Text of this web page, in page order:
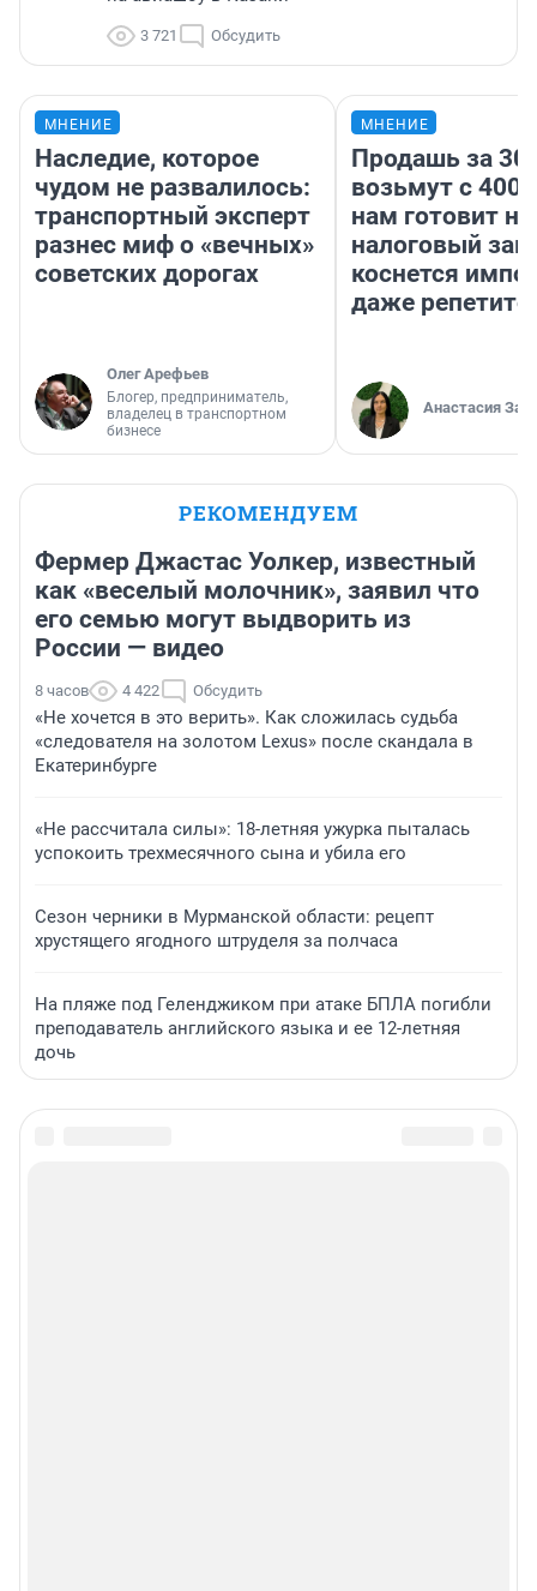
3 721 Обсудить
МНЕНИЕ
Наследие, которое
чудом не развалилось:
транспортный эксперт
разнес миф о «вечных»
советских дорогах
Олег Арефьев
Блогер, предприниматель,
владелец в транспортном
бизнесе
МНЕНИЕ
Продашь за
возьмут с
нам готовит
налоговый
коснется
даже
Анастасия
РЕКОМЕНДУЕМ
Фермер Джастас Уолкер, известный
как «веселый молочник», заявил что
его семью могут выдворить из
России — видео
8 часов 4 422 Обсудить
«Не хочется в это верить». Как сложилась судьба
«следователя на золотом Lexus» после скандала в
Екатеринбурге
«Не рассчитала силы»: 18-летняя ужурка пыталась
успокоить трехмесячного сына и убила его
Сезон черники в Мурманской области: рецепт
хрустящего ягодного штруделя за полчаса
На пляже под Геленджиком при атаке БПЛА погибли
преподаватель английского языка и ее 12-летняя
дочь